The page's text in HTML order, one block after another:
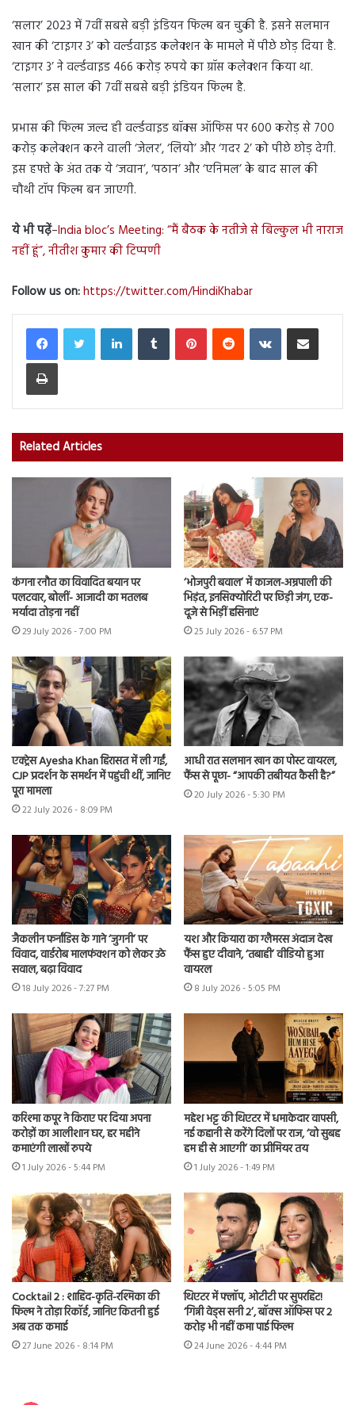
‘सलार’ 2023 में 7वीं सबसे बड़ी इंडियन फिल्म बन चुकी है. इसने सलमान
खान की ‘टाइगर 3’ को वर्ल्डवाइड कलेक्शन के मामले में पीछे छोड़ दिया है.
‘टाइगर 3’ ने वर्ल्डवाइड 466 करोड़ रुपये का ग्रॉस कलेक्शन किया था.
‘सलार’ इस साल की 7वीं सबसे बड़ी इंडियन फिल्म है.
प्रभास की फिल्म जल्द ही वर्ल्डवाइड बॉक्स ऑफिस पर 600 करोड़ से 700
करोड़ कलेक्शन करने वाली ‘जेलर’, ‘लियो’ और ‘गदर 2’ को पीछे छोड़ देगी.
इस हफ्ते के अंत तक ये ‘जवान’, ‘पठान’ और ‘एनिमल’ के बाद साल की
चौथी टॉप फिल्म बन जाएगी.
ये भी पढ़ें–India bloc’s Meeting: “मैं बैठक के नतीजे से बिल्कुल भी नाराज
नहीं हूं”, नीतीश कुमार की टिप्पणी
Follow us on:https://twitter.com/HindiKhabar
LinkedInTumblr PinterestReddit VKontakteShare via Email
Print
Related Articles
कंगना रनौत का विवादित बयान पर
पलटवार, बोलीं- आजादी का मतलब
मर्यादा तोड़ना नहीं
29 July 2026 - 7:00 PM
‘भोजपुरी बवाल’ में काजल-अम्रपाली की
भिड़ंत, इनसिक्योरिटी पर छिड़ी जंग, एक-
दूजे से भिड़ीं हसिनाएं
25 July 2026 - 6:57 PM
एक्ट्रेस Ayesha Khan हिरासत में ली गईं,
CJP प्रदर्शन के समर्थन में पहुंची थीं, जानिए
पूरा मामला
22 July 2026 - 8:09 PM
आधी रात सलमान खान का पोस्ट वायरल,
फैंस से पूछा- “आपकी तबीयत कैसी है?”
20 July 2026 - 5:30 PM
जैकलीन फर्नांडिस के गाने ‘जुगनी’ पर
विवाद, वार्डरोब मालफंक्शन को लेकर उठे
सवाल, बढ़ा विवाद
18 July 2026 - 7:27 PM
यश और कियारा का ग्लैमरस अंदाज देख
फैंस हुए दीवाने, ‘तबाही’ वीडियो हुआ
वायरल
8 July 2026 - 5:05 PM
करिश्मा कपूर ने किराए पर दिया अपना
करोड़ों का आलीशान घर, हर महीने
कमाएंगी लाखों रुपये
1 July 2026 - 5:44 PM
महेश भट्ट की थिएटर में धमाकेदार वापसी,
नई कहानी से करेंगे दिलों पर राज, ‘वो सुबह
हम ही से आएगी’ का प्रीमियर तय
1 July 2026 - 1:49 PM
Cocktail 2 : शाहिद-कृति-रश्मिका की
फिल्म ने तोड़ा रिकॉर्ड, जानिए कितनी हुई
अब तक कमाई
27 June 2026 - 8:14 PM
थिएटर में फ्लॉप, ओटीटी पर सुपरहिट!
‘गिन्नी वेड्स सनी 2’, बॉक्स ऑफिस पर 2
करोड़ भी नहीं कमा पाई फिल्म
24 June 2026 - 4:44 PM